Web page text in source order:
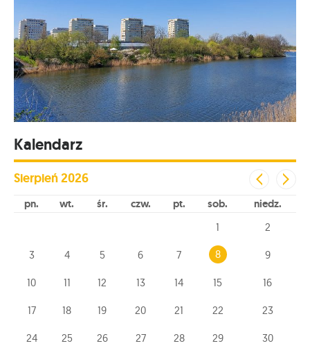
Kalendarz
Sierpień2026
pn wt śr czw pt sob niedz
1 2
3 4 5 6 7 8 9
10 11 12 13 14 15 16
17 18 19 20 21 22 23
24 25 26 27 28 29 30